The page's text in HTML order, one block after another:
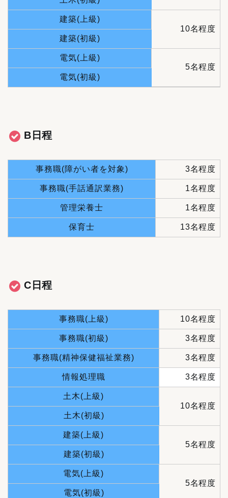
建築(上級)
10名程度
建築(初級)
電気(上級)
5名程度
電気(初級)
B日程
事務職(障がい者を対象) 3名程度
事務職(手話通訳業務) 1名程度
管理栄養士 1名程度
保育士 13名程度
C日程
事務職(上級) 10名程度
事務職(初級) 3名程度
事務職(精神保健福祉業務) 3名程度
情報処理職 3名程度
土木(上級)
10名程度
土木(初級)
建築(上級)
5名程度
建築(初級)
電気(上級)
5名程度
電気(初級)